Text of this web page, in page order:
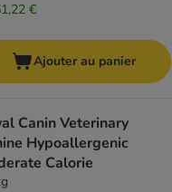
€
Ajouter au panier
Canin Veterinary
Hypoallergenic
Calorie